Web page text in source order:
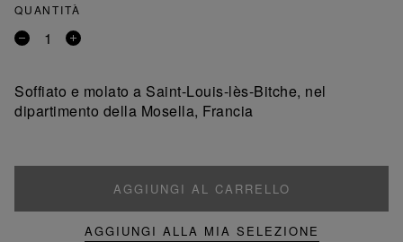
QUANTITÀ
Rimuovi
Aggiungi
Soffiato e molato a Saint-Louis-lès-Bitche, nel
dipartimento della Mosella, Francia
AGGIUNGI AL CARRELLO
AGGIUNGI ALLA MIA SELEZIONE